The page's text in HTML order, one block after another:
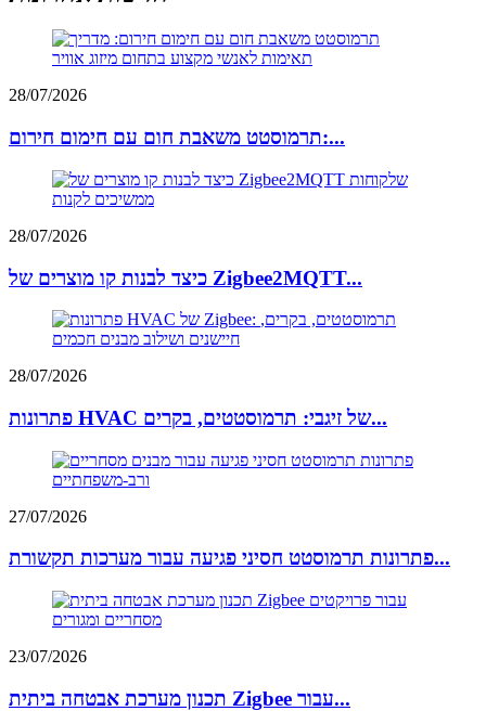
28/07/2026
תרמוסטט משאבת חום עם חימום חירום:...
28/07/2026
כיצד לבנות קו מוצרים של Zigbee2MQTT...
28/07/2026
פתרונות HVAC של זיגבי: תרמוסטטים, בקרים...
27/07/2026
פתרונות תרמוסטט חסיני פגיעה עבור מערכות תקשורת...
23/07/2026
תכנון מערכת אבטחה ביתית Zigbee עבור...